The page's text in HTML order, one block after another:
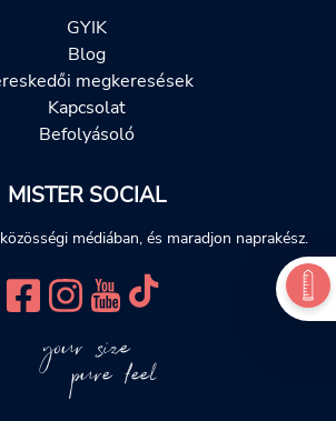
GYIK
Blog
megkeresések
Kapcsolat
Befolyásoló
MISTER SOCIAL
médiában, és maradjon naprakész.
your size
pure feel